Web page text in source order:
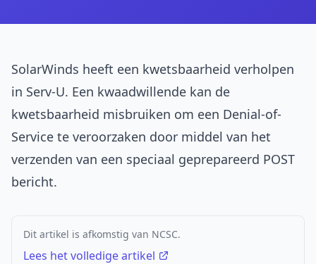
SolarWinds heeft een kwetsbaarheid verholpen
in Serv-U. Een kwaadwillende kan de
kwetsbaarheid misbruiken om een Denial-of-
Service te veroorzaken door middel van het
verzenden van een speciaal geprepareerd POST
bericht.
Dit artikel is afkomstig van NCSC.
Lees het volledige artikel